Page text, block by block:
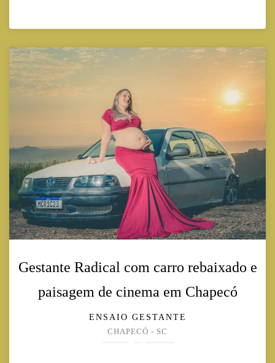
Gestante Radical com carro rebaixado e
paisagem de cinema em Chapecó
ENSAIO GESTANTE
CHAPECÓ - SC